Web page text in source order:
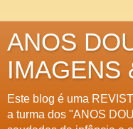
ANOS
IMAGENS
Este blog é uma
a turma dos "ANOS